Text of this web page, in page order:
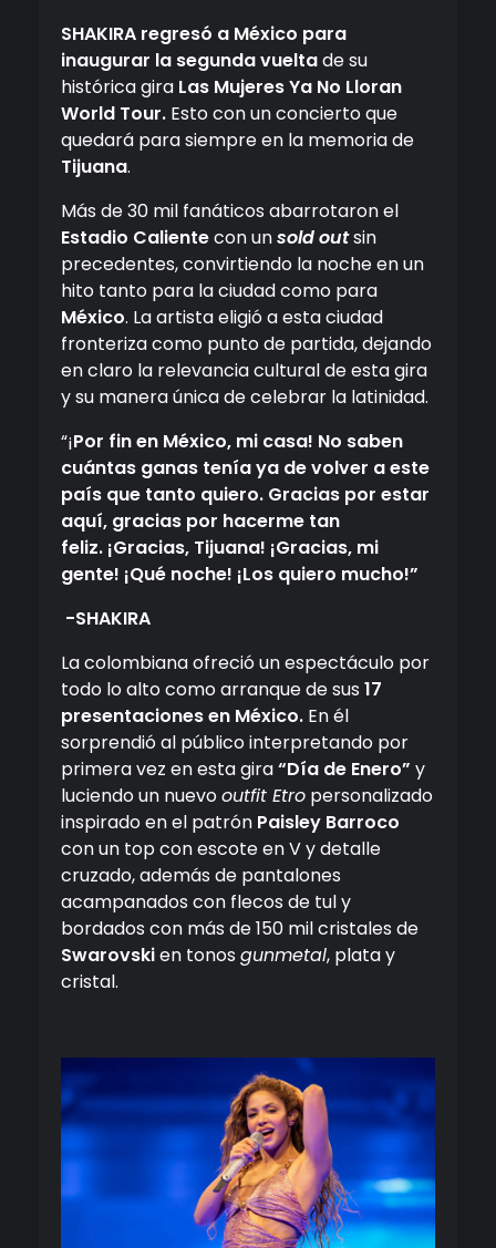
SHAKIRA regresó a México para
inaugurar la segunda vueltade su
histórica gira Las Mujeres Ya No Lloran
World Tour. Estocon un concierto que
quedará para siempre en la memoria de
Tijuana.
Más de 30 mil fanáticos abarrotaron el
Estadio Calientecon unsold outsin
precedentes, convirtiendo la noche en un
hito tanto para la ciudad como para
México. La artista eligió a esta ciudad
fronteriza como punto de partida, dejando
en claro la relevancia cultural de esta gira
y su manera única de celebrar la latinidad.
“¡Por fin en México, mi casa! No saben
cuántas ganas tenía ya de volver a este
país que tanto quiero. Gracias por estar
aquí, gracias por hacerme tan
feliz. ¡Gracias, Tijuana! ¡Gracias, mi
gente! ¡Qué noche! ¡Los quiero mucho!”
-SHAKIRA
La colombiana ofreció un espectáculo por
todo lo alto como arranque de sus 17
presentaciones en México. En él
sorprendió al público interpretando por
primera vez en esta gira“Día de Enero” y
luciendo un nuevooutfit Etro personalizado
inspirado en el patrón Paisley Barroco
conun top con escote en V y detalle
cruzado, además de pantalones
acampanados con flecos de tul y
bordados con más de 150 mil cristales de
Swarovskien tonos gunmetal, plata y
cristal.